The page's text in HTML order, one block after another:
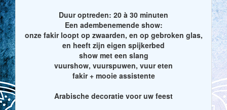
Duur optreden: 20 à 30 minuten
Een adembenemende show:
onze fakir loopt op zwaarden, en op gebroken glas,
en heeft zijn eigen spijkerbed
show met een slang
vuurshow, vuurspuwen, vuur eten
fakir + mooie assistente
Arabische decoratie voor uw feest